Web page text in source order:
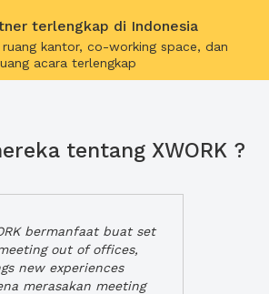
terlengkap di Indonesia
ruang kantor, co-working space, dan
acara terlengkap
tentang XWORK ?
bermanfaat buat set
out of offices,
new experiences
merasakan meeting